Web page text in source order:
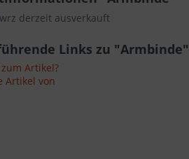
derzeit ausverkauft
Links zu "Armbinde"
Artikel?
Artikel von